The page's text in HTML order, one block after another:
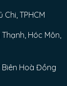
TPHCM
Hóc Môn,
Biên Hoà Đồng